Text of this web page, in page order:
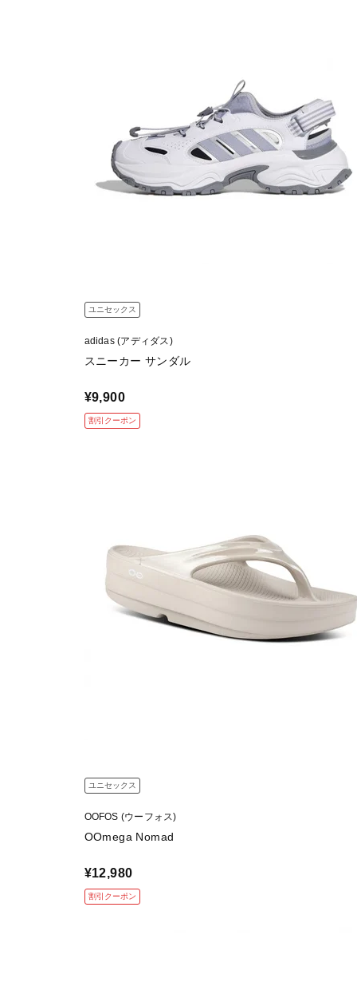
ユニセックス
adidas (アディダス)
スニーカー サンダル
¥9,900
割引クーポン
ユニセックス
OOFOS (ウーフォス)
OOmega Nomad
¥12,980
割引クーポン